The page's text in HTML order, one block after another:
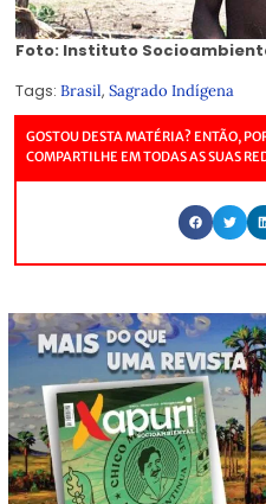
Foto: Instituto
Tags: Brasil, Sagrado Indígena
GOSTOU DESTA MATÉRIA? ENTÃO,
COMPARTILHE EM TODAS AS SUAS